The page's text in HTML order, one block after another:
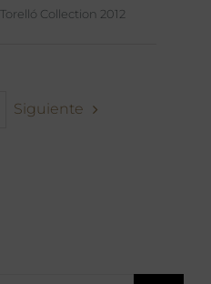
Torelló Collection 2012
Siguiente